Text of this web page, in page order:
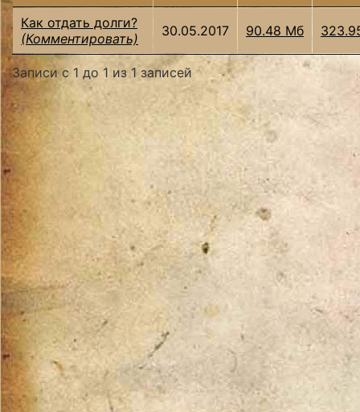
Как отдать долги?
(Комментировать)
30.05.2017 90.48 Мб
Записи с 1 до 1 из 1 записей